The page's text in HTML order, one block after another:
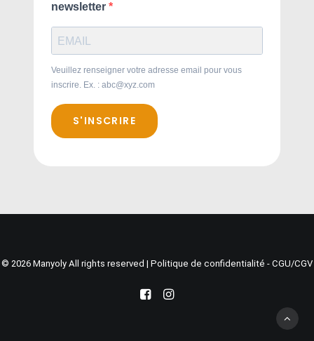
newsletter
Veuillez renseigner votre adresse email pour vous
inscrire. Ex. : abc@xyz.com
S'INSCRIRE
© 2026 Manyoly All rights reserved | Politique de confidentialité - CGU/CGV